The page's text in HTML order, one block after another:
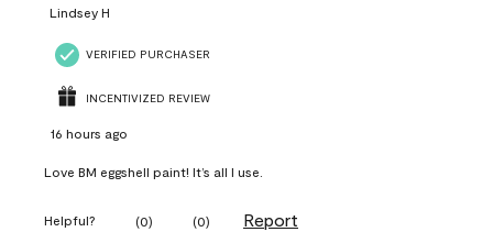
Lindsey H
VERIFIED PURCHASER
INCENTIVIZED REVIEW
16 hours ago
Love BM eggshell paint! It’s all I use.
Helpful? (0) (0) Report